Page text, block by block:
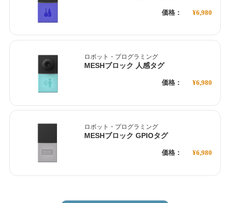
価格： ¥6,980
ロボット・プログラミング
MESHブロック 人感タグ
価格： ¥6,980
ロボット・プログラミング
MESHブロック GPIOタグ
価格： ¥6,980